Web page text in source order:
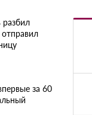
за 60